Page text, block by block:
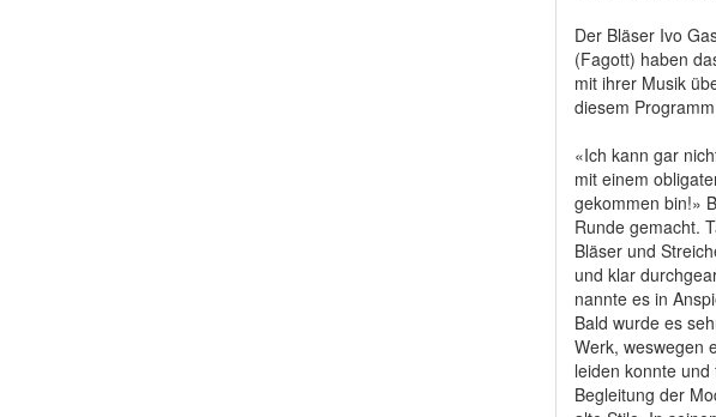
Der Bläser Ivo
(Fagott) haben
mit ihrer Musik
diesem
«Ich kann gar
mit einem
gekommen bin!»
Runde gemacht.
Bläser und
und klar
nannte es in
Bald wurde es
Werk, weswegen
leiden konnte
Begleitung der